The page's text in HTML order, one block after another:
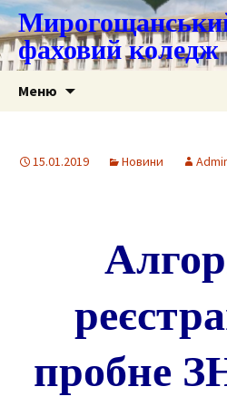
фаховий коледж
Меню
15.01.2019 Новини
пробне